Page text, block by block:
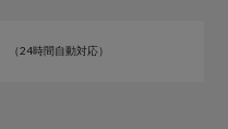
（24時間自動対応）